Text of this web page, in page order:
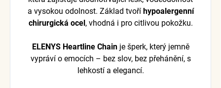
a vysokou odolnost. Základ tvoří hypoalergenní
chirurgická ocel , vhodná i pro citlivou pokožku.
ELENYS Heartline Chainje šperk, který jemně
vypráví o emocích – bez slov, bez přehánění, s
lehkostí a elegancí.